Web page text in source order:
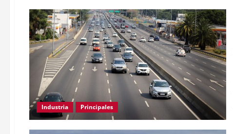
Industria Principales